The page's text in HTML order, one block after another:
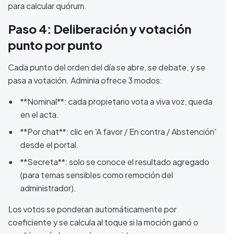
para calcular quórum.
Paso 4: Deliberación y votación
punto por punto
Cada punto del orden del día se abre, se debate, y se
pasa a votación. Adminia ofrece 3 modos:
**Nominal**: cada propietario vota a viva voz, queda
en el acta.
**Por chat**: clic en 'A favor / En contra / Abstención'
desde el portal.
**Secreta**: solo se conoce el resultado agregado
(para temas sensibles como remoción del
administrador).
Los votos se ponderan automáticamente por
coeficiente y se calcula al toque si la moción ganó o